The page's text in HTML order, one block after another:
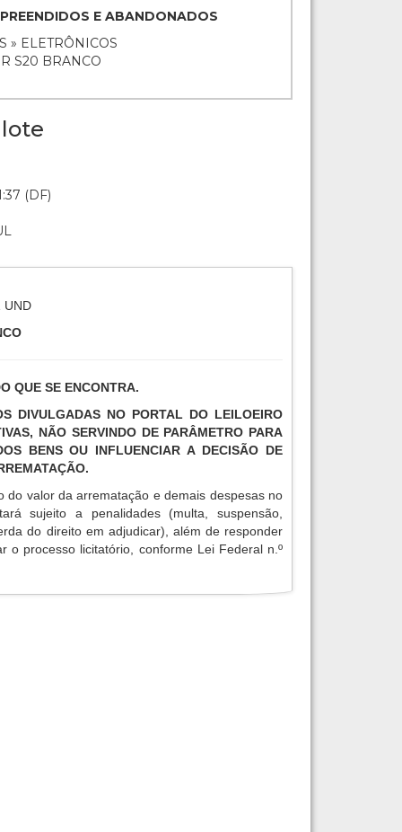
E ABANDONADOS
» ELETRÔNICOS
S20 BRANCO
(DF)
UND
QUE SE ENCONTRA.
DIVULGADAS NO PORTAL DO LEILOEIRO
NÃO SERVINDO DE PARÂMETRO PARA
BENS OU INFLUENCIAR A DECISÃO DE
do valor da arrematação e demais despesas no
sujeito a penalidades (multa, suspensão,
do direito em adjudicar), além de responder
o processo licitatório, conforme Lei Federal n.º